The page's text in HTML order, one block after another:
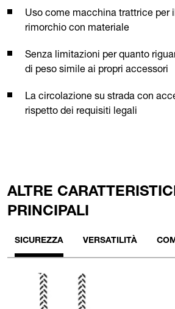
Uso come macchina trattrice per
rimorchio con materiale
Senza limitazioni per quanto
di peso simile ai propri accessori
La circolazione su strada con
rispetto dei requisiti legali
ALTRE
PRINCIPALI
SICUREZZA VERSATILITÀ